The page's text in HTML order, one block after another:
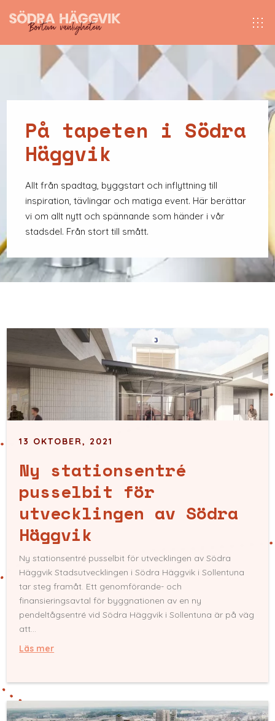
På tapeten i Södra
Häggvik
Allt från spadtag, byggstart och inflyttning till
inspiration, tävlingar och matiga event. Här berättar
vi om allt nytt och spännande som händer i vår
stadsdel. Från stort till smått.
13 OKTOBER, 2021
Ny stationsentré
pusselbit för
utvecklingen av Södra
Häggvik
Ny stationsentré pusselbit för utvecklingen av Södra
Häggvik Stadsutvecklingen i Södra Häggvik i Sollentuna
tar steg framåt. Ett genomförande- och
finansieringsavtal för byggnationen av en ny
pendeltågsentré vid Södra Häggvik i Sollentuna är på väg
att...
Läs mer